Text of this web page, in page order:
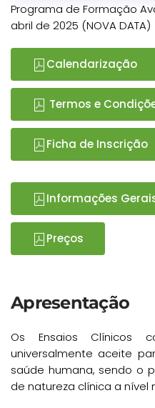
Programa de Formação
abril de 2025 (NOVA DATA)
Calendarização
Termos e
Ficha de Inscrição
Informações
Preços
Apresentação
Os Ensaios Clínicos
universalmente aceite
saúde humana, sendo o
de natureza clínica a nível